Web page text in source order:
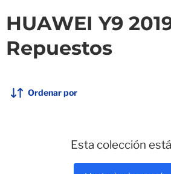
HUAWEI Y9
Repuestos
Ordenar por
Esta colección